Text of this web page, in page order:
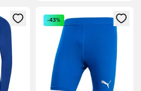
Anmelden oder Registrieren als
Öffnet ein Fenster zum
-43%